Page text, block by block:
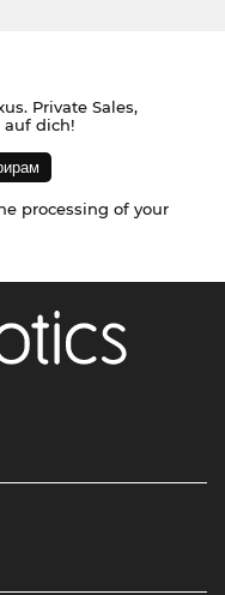
Private Sales,
dich!
processing of your